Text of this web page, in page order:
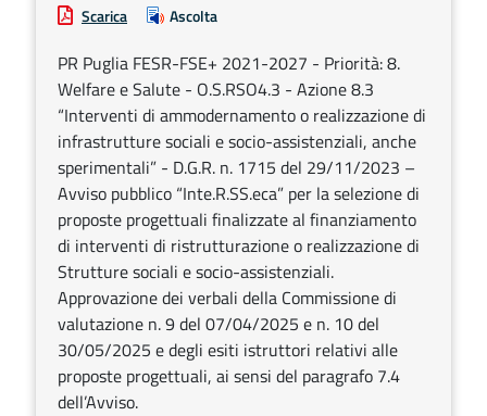
Scarica Ascolta
PR Puglia FESR-FSE+ 2021-2027 - Priorità: 8.
Welfare e Salute - O.S.RSO4.3 - Azione 8.3
“Interventi di ammodernamento o realizzazione di
infrastrutture sociali e socio-assistenziali, anche
sperimentali” - D.G.R. n. 1715 del 29/11/2023 –
Avviso pubblico “Inte.R.SS.eca” per la selezione di
proposte progettuali finalizzate al finanziamento
di interventi di ristrutturazione o realizzazione di
Strutture sociali e socio-assistenziali.
Approvazione dei verbali della Commissione di
valutazione n. 9 del 07/04/2025 e n. 10 del
30/05/2025 e degli esiti istruttori relativi alle
proposte progettuali, ai sensi del paragrafo 7.4
dell’Avviso.